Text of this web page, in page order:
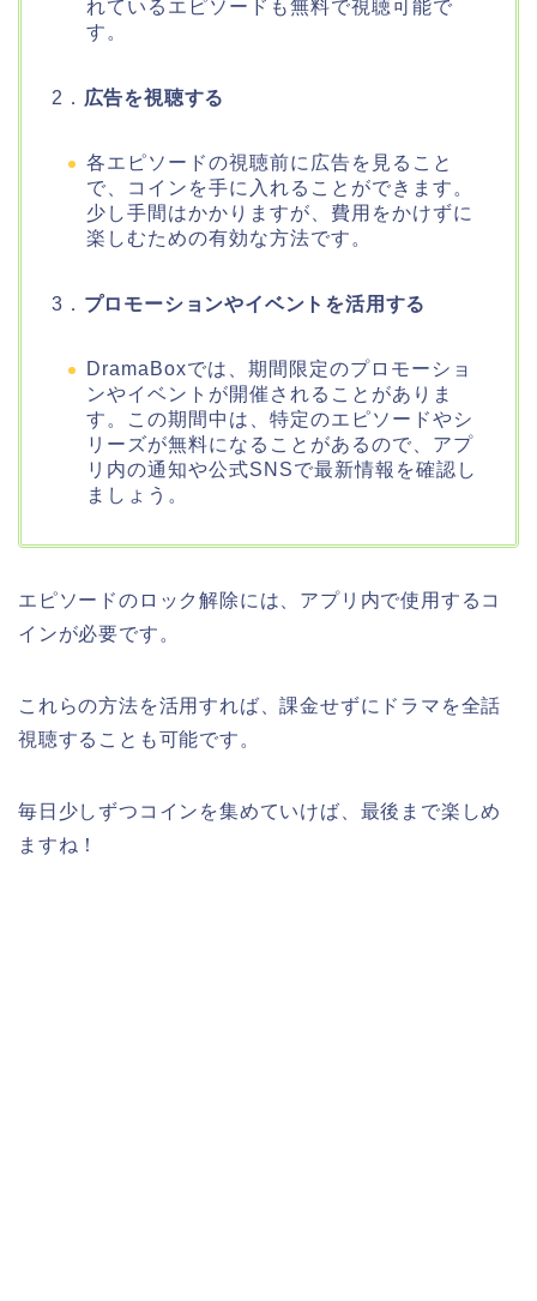
れているエピソードも無料で視聴可能で
す。
2． 広告を視聴する
各エピソードの視聴前に広告を見ること
で、コインを手に入れることができます。
少し手間はかかりますが、費用をかけずに
楽しむための有効な方法です。
3． プロモーションやイベントを活用する
DramaBoxでは、期間限定のプロモーショ
ンやイベントが開催されることがありま
す。この期間中は、特定のエピソードやシ
リーズが無料になることがあるので、アプ
リ内の通知や公式SNSで最新情報を確認し
ましょう。
エピソードのロック解除には、アプリ内で使用するコ
インが必要です。
これらの方法を活用すれば、課金せずにドラマを全話
視聴することも可能です。
毎日少しずつコインを集めていけば、最後まで楽しめ
ますね！